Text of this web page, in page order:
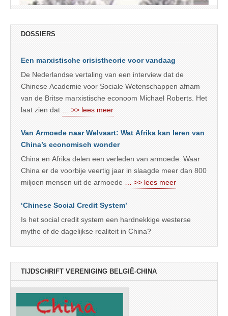
DOSSIERS
Een marxistische crisistheorie voor vandaag
De Nederlandse vertaling van een interview dat de
Chinese Academie voor Sociale Wetenschappen afnam
van de Britse marxistische econoom Michael Roberts. Het
laat zien dat
… >> lees meer
Van Armoede naar Welvaart: Wat Afrika kan leren van
China’s economisch wonder
China en Afrika delen een verleden van armoede. Waar
China er de voorbije veertig jaar in slaagde meer dan 800
miljoen mensen uit de armoede
… >> lees meer
‘Chinese Social Credit System’
Is het social credit system een hardnekkige westerse
mythe of de dagelijkse realiteit in China?
TIJDSCHRIFT VERENIGING BELGIË-CHINA